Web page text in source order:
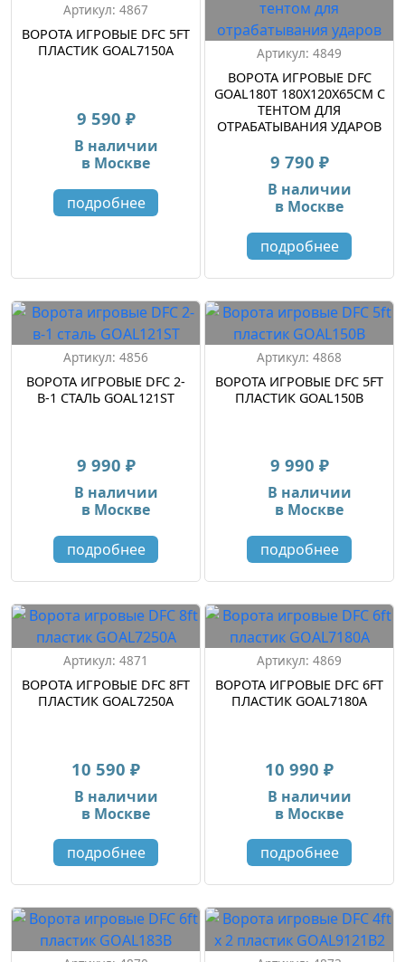
Артикул: 4867
ВОРОТА ИГРОВЫЕ DFC 5FT
ПЛАСТИК GOAL7150A
9 590 ₽
В наличии
в Москве
подробнее
Артикул: 4849
ВОРОТА ИГРОВЫЕ DFC
GOAL180T 180X120X65CM С
ТЕНТОМ ДЛЯ
ОТРАБАТЫВАНИЯ УДАРОВ
9 790 ₽
В наличии
в Москве
подробнее
Артикул: 4856
ВОРОТА ИГРОВЫЕ DFC 2-
В-1 СТАЛЬ GOAL121ST
9 990 ₽
В наличии
в Москве
подробнее
Артикул: 4868
ВОРОТА ИГРОВЫЕ DFC 5FT
ПЛАСТИК GOAL150B
9 990 ₽
В наличии
в Москве
подробнее
Артикул: 4871
ВОРОТА ИГРОВЫЕ DFC 8FT
ПЛАСТИК GOAL7250A
10 590 ₽
В наличии
в Москве
подробнее
Артикул: 4869
ВОРОТА ИГРОВЫЕ DFC 6FT
ПЛАСТИК GOAL7180A
10 990 ₽
В наличии
в Москве
подробнее